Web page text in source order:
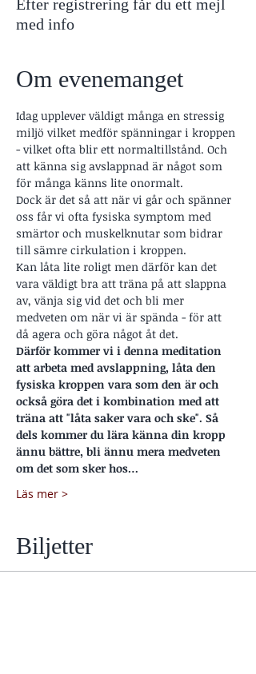
Efter registrering får du ett mejl
med info
Om evenemanget
Idag upplever väldigt många en stressig
miljö vilket medför spänningar i kroppen
- vilket ofta blir ett normaltillstånd. Och
att känna sig avslappnad är något som
för många känns lite onormalt.
Dock är det så att när vi går och spänner
oss får vi ofta fysiska symptom med
smärtor och muskelknutar som bidrar
till sämre cirkulation i kroppen.
Kan låta lite roligt men därför kan det
vara väldigt bra att träna på att slappna
av, vänja sig vid det och bli mer
medveten om när vi är spända - för att
då agera och göra något åt det.
Därför kommer vi i denna meditation
att arbeta med avslappning, låta den
fysiska kroppen vara som den är och
också göra det i kombination med att
träna att "låta saker vara och ske". Så
dels kommer du lära känna din kropp
ännu bättre, bli ännu mera medveten
om det som sker hos…
Läs mer >
Biljetter